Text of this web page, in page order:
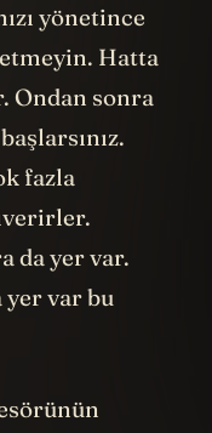
yönetince
Hatta
Ondan sonra
fazla
da yer var.
yer var bu